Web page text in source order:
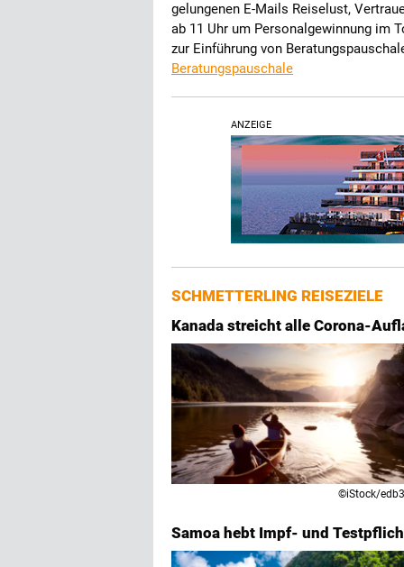
gelungenen E-Mails Reiselust,
ab 11 Uhr um Personalgewinnung im
zur Einführung von
Beratungspauschale
ANZEIGE
SCHMETTERLING REISEZIELE
Kanada streicht alle Corona-
©iStock/
Samoa hebt Impf- und